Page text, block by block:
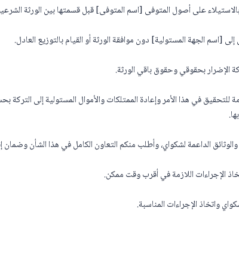
للتحقيق في هذا الأمر وإعادة الممتلكات والأموال المستولية إلى
الداعمة لشكواي، وأطلب منكم التعاون الكامل في هذا الشأن
الإجراءات اللازمة في أقرب وقت ممكن.
واتخاذ الإجراءات المناسبة.